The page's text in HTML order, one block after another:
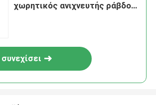
χωρητικός ανιχνευτής ράβδου